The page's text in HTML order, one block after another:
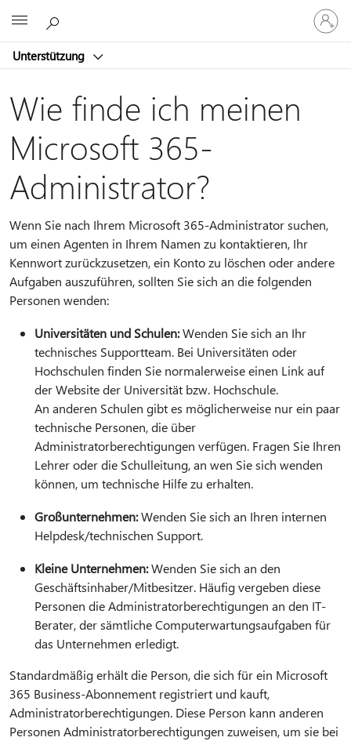
Unterstützung
Bei
Ihrem
Konto
Wie finde ich meinen
Microsoft 365-
Administrator?
Wenn Sie nach Ihrem Microsoft 365-Administrator suchen,
um einen Agenten in Ihrem Namen zu kontaktieren, Ihr
Kennwort zurückzusetzen, ein Konto zu löschen oder andere
Aufgaben auszuführen, sollten Sie sich an die folgenden
Personen wenden:
Universitäten und Schulen:Wenden Sie sich an Ihr
technisches Supportteam. Bei Universitäten oder
Hochschulen finden Sie normalerweise einen Link auf
der Website der Universität bzw. Hochschule.
An anderen Schulen gibt es möglicherweise nur ein paar
technische Personen, die über
Administratorberechtigungen verfügen. Fragen Sie Ihren
Lehrer oder die Schulleitung, an wen Sie sich wenden
können, um technische Hilfe zu erhalten.
Großunternehmen:Wenden Sie sich an Ihren internen
Helpdesk/technischen Support.
Kleine Unternehmen:Wenden Sie sich an den
Geschäftsinhaber/Mitbesitzer. Häufig vergeben diese
Personen die Administratorberechtigungen an den IT-
Berater, der sämtliche Computerwartungsaufgaben für
das Unternehmen erledigt.
Standardmäßig erhält die Person, die sich für ein Microsoft
365 Business-Abonnement registriert und kauft,
Administratorberechtigungen. Diese Person kann anderen
Personen Administratorberechtigungen zuweisen, um sie bei